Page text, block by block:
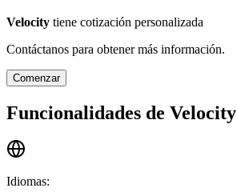
Velocity tiene cotización personalizada
Contáctanos para obtener más información.
Comenzar
Funcionalidades de Velocity
Idiomas: